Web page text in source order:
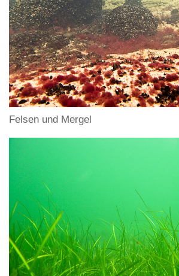
Felsen und Mergel